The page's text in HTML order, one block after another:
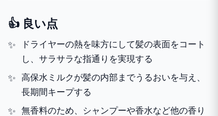
👍 良い点
ドライヤーの熱を味方にして髪の表面をコート
し、サラサラな指通りを実現する
高保水ミルクが髪の内部までうるおいを与え、
長期間キープする
無香料のため、シャンプーや香水など他の香り